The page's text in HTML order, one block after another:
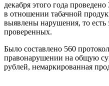
декабря этого года
в отношении табачной
выявлены нарушения, то есть
проверенных.
Было составлено 560
правонарушении на общую
рублей, немаркированная